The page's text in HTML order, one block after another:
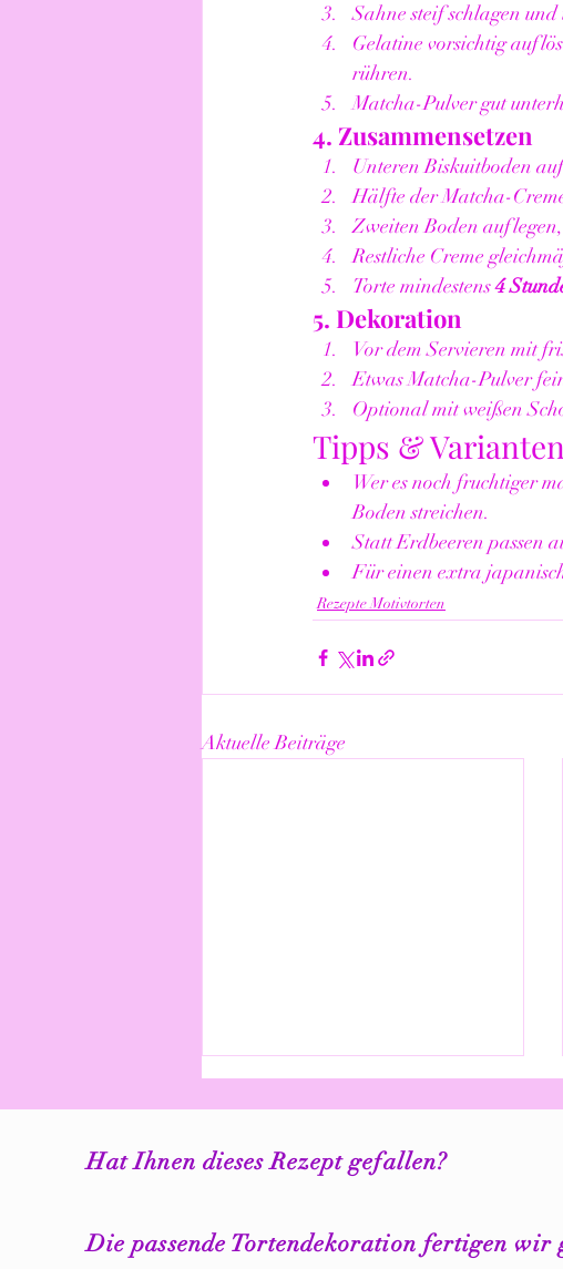
Sahne steif schlagen und
Gelatine vorsichtig
rühren.
Matcha-Pulver gut
4. Zusammensetzen
Unteren Biskuitboden
Hälfte der Matcha-
Zweiten Boden
Restliche Creme
Torte mindestens 4
5. Dekoration
Vor dem Servieren mit
Etwas Matcha-Pulver
Optional mit weißen
Tipps & Varianten
Wer es noch fruchtiger
Boden streichen.
Statt Erdbeeren passen
Für einen extra
Rezepte Motivtorten
Aktuelle Beiträge
Hat Ihnen dieses Rezept gefallen?
Die passende Tortendekoration fertigen wir